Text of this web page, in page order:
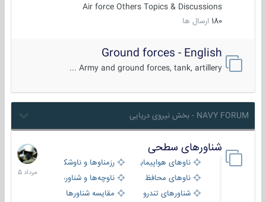
Air force Others Topics & Discussions
180 ارسال ها
Ground forces - English
Army and ground forces, tank, artillery ...
NAVY FORUM - بخش نیروی دریایی
شناورهای سطحی
ناوهای هواپیمابر و بالگرد بررزمناوها و ناوشکن‌ها
ناوهای محافظ
ناوچه‌ها و شناورهای گشتی
شناورهای تندرو
مقایسه شناورها
2
مرداد
1405